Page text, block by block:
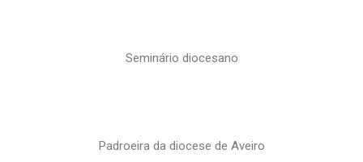
Seminário diocesano
Padroeira da diocese de Aveiro